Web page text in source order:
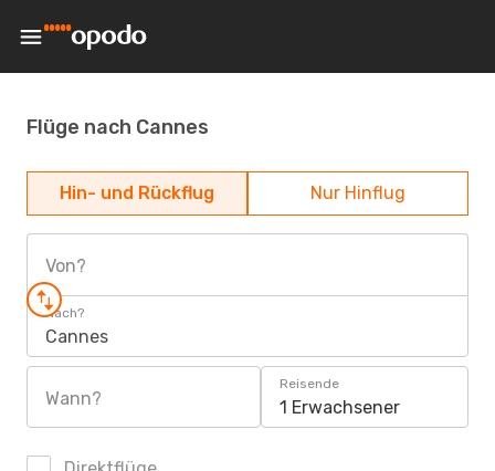
Flüge nach Cannes
Hin- und Rückflug Nur Hinflug
Von?
Nach?
Cannes
Wann?
Reisende
1 Erwachsener